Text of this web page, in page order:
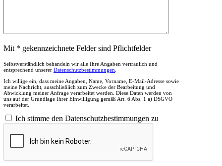
Mit * gekennzeichnete Felder sind Pflichtfelder
Selbstverständlich behandeln wir alle Ihre Angaben vertraulich und
entsprechend unserer Datenschutzbestimmungen
Ich willige ein, dass meine Angaben, Name, Vorname, E-Mail-Adresse sowie
meine Nachricht, ausschließlich zum Zwecke der Bearbeitung und
Abwicklung meiner Anfrage verarbeitet werden. Diese Daten werden von
uns auf der Grundlage Ihrer Einwilligung gemäß Art. 6 Abs. 1 a) DSGVO
verarbeitet.
Ich stimme den Datenschutzbestimmungen zu